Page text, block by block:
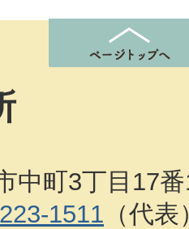
中町3丁目17
1511 （代表